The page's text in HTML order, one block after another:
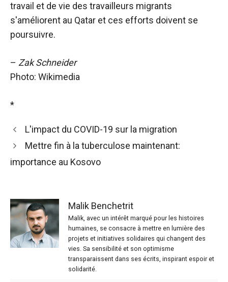
travail et de vie des travailleurs migrants
s'améliorent au Qatar et ces efforts doivent se
poursuivre.
– Zak Schneider
Photo: Wikimedia
*
L'impact du COVID-19 sur la migration
Mettre fin à la tuberculose maintenant:
importance au Kosovo
Malik Benchetrit
Malik, avec un intérêt marqué pour les histoires
humaines, se consacre à mettre en lumière des
projets et initiatives solidaires qui changent des
vies. Sa sensibilité et son optimisme
transparaissent dans ses écrits, inspirant espoir et
solidarité.